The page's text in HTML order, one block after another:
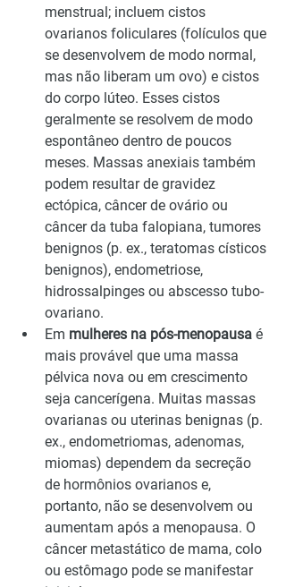
menstrual; incluem cistos
ovarianos foliculares (folículos que
se desenvolvem de modo normal,
mas não liberam um ovo) e cistos
do corpo lúteo. Esses cistos
geralmente se resolvem de modo
espontâneo dentro de poucos
meses. Massas anexiais também
podem resultar de gravidez
ectópica, câncer de ovário ou
câncer da tuba falopiana, tumores
benignos (p. ex., teratomas císticos
benignos), endometriose,
hidrossalpinges ou abscesso tubo-
ovariano.
Em mulheres na pós-menopausa é
mais provável que uma massa
pélvica nova ou em crescimento
seja cancerígena. Muitas massas
ovarianas ou uterinas benignas (p.
ex., endometriomas, adenomas,
miomas) dependem da secreção
de hormônios ovarianos e,
portanto, não se desenvolvem ou
aumentam após a menopausa. O
câncer metastático de mama, colo
ou estômago pode se manifestar